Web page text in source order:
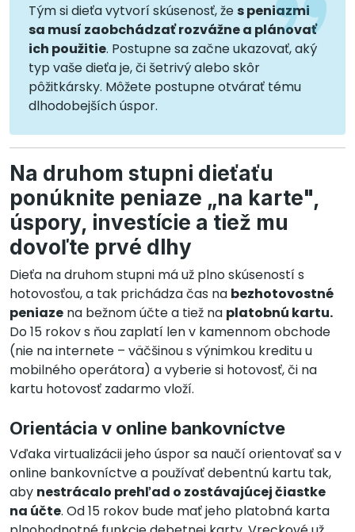
Tým si dieťa vytvorí skúsenosť, že s peniazmi
sa musí zaobchádzať rozvážne a plánovať
ich použitie. Postupne sa začne ukazovať, aký
typ vaše dieťa je, či šetrivý alebo skôr
pôžitkársky. Môžete postupne otvárať tému
dlhodobejších úspor.
Na druhom stupni dieťaťu
ponúknite peniaze „na karte",
úspory, investície a tiež mu
dovoľte prvé dlhy
Dieťa na druhom stupni má už plno skúseností s
hotovosťou, a tak prichádza čas na bezhotovostné
peniaze na bežnom účte a tiež na platobnú kartu.
Do 15 rokov s ňou zaplatí len v kamennom obchode
(nie na internete – väčšinou s výnimkou kreditu u
mobilného operátora) a vyberie si hotovosť, či na
kartu hotovosť zadarmo vloží.
Orientácia v online bankovníctve
Vďaka virtualizácii jeho úspor sa naučí orientovať sa v
online bankovníctve a používať debentnú kartu tak,
aby nestrácalo prehľad o zostávajúcej čiastke
na účte. Od 15 rokov bude mať jeho platobná karta